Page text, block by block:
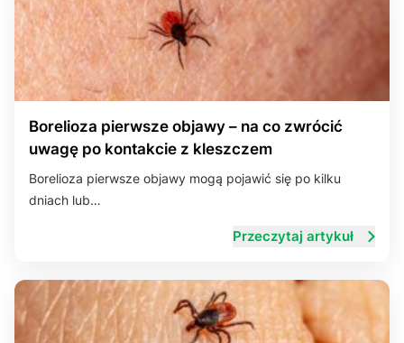
Borelioza pierwsze objawy – na co zwrócić
uwagę po kontakcie z kleszczem
Borelioza pierwsze objawy mogą pojawić się po kilku
dniach lub…
Przeczytaj artykuł